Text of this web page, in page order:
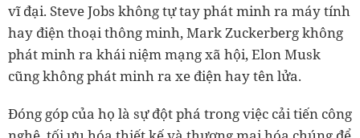
vĩ đại. Steve Jobs không tự tay phát minh ra máy tính
hay điện thoại thông minh, Mark Zuckerberg không
phát minh ra khái niệm mạng xã hội, Elon Musk
cũng không phát minh ra xe điện hay tên lửa.
Đóng góp của họ là sự đột phá trong việc cải tiến công